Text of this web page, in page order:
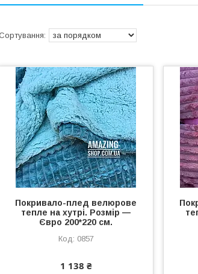
Покривало-плед велюрове
тепле на хутрі. Розмір —
Євро 200*220 см.
0857
1 138 ₴